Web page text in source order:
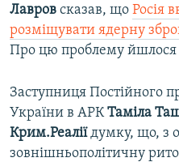
Лавров сказав, що Росія
розміщувати ядерну
Про цю проблему йшлося
Заступниця Постійного
України в АРКТаміла
Крим.Реаліїдумку, що, з
зовнішньополітичну